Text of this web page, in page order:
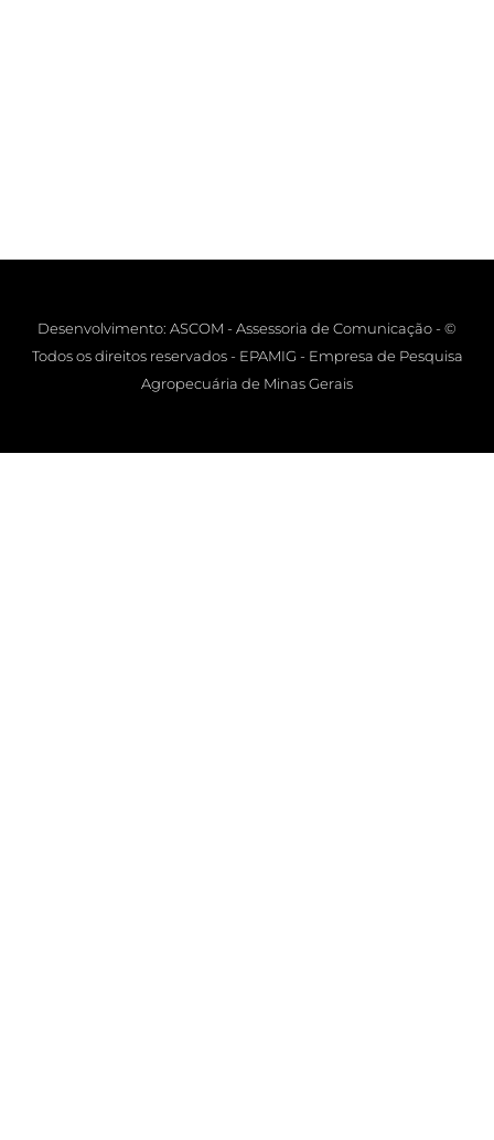
Desenvolvimento: ASCOM - Assessoria de Comunicação - ©
Todos os direitos reservados - EPAMIG - Empresa de Pesquisa
Agropecuária de Minas Gerais